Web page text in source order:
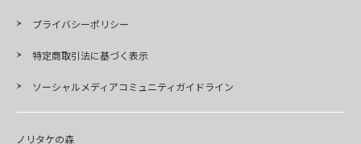
プライバシーポリシー
特定商取引法に基づく表示
ソーシャルメディアコミュニティガイドライン
ノリタケの森